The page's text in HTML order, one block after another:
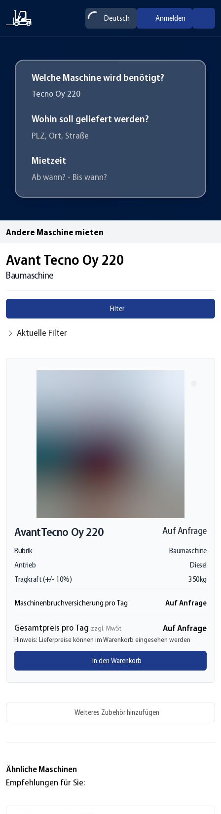
Deutsch Anmelden
Welche Maschine wird benötigt?
Wohin soll geliefert werden?
PLZ, Ort, Straße
Mietzeit
Ab wann? - Bis wann?
Andere Maschine mieten
Avant Tecno Oy 220
Baumaschine
Filter
Aktuelle Filter
AvantTecno Oy 220 Auf Anfrage
Rubrik
Baumaschine
Antrieb
Diesel
Tragkraft (+/- 10%)
350kg
Maschinenbruchversicherung pro Tag Auf Anfrage
Gesamtpreis pro Tag zzgl. MwSt Auf Anfrage
Hinweis: Lieferpreise können im Warenkorb eingesehen werden
In den Warenkorb
Weiteres Zubehör hinzufügen
Ähnliche Maschinen
Empfehlungen für Sie: